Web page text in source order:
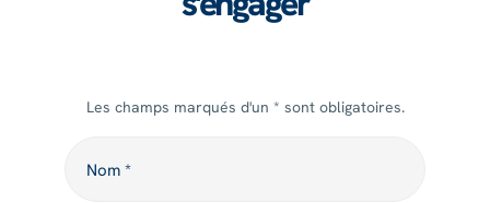
Les champs marqués d'un * sont obligatoires.
Nom *